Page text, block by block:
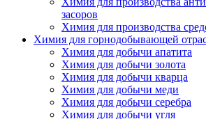
засоров
Химия для производства
Химия для горнодобывающей
Химия для добычи апатита
Химия для добычи золота
Химия для добычи кварца
Химия для добычи меди
Химия для добычи серебра
Химия для добычи угля